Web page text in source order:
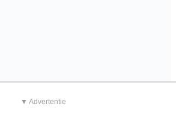
▼ Advertentie